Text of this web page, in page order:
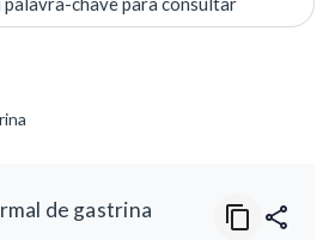
de gastrina